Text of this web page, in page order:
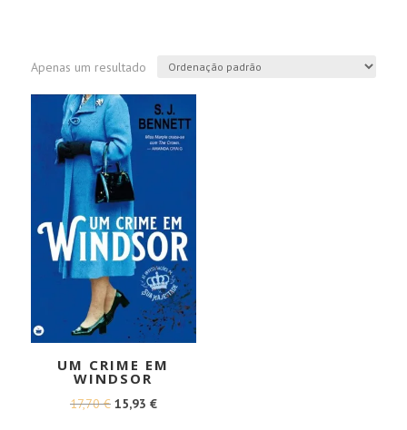
Apenas um resultado
UM CRIME EM
WINDSOR
17,70€ O
15,93 €O